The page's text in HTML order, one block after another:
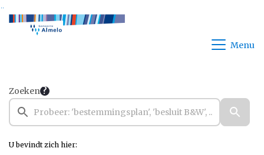
Ga naar de inhoud van deze pagina
Ga naar het zoeken
Ga naar het menu
Menu
Zoeken
U bevindt zich hier: